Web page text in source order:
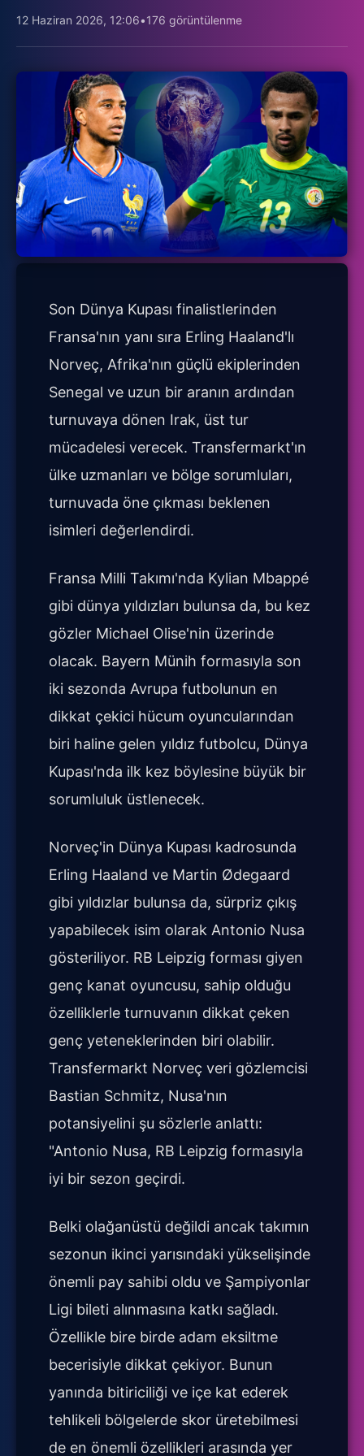
12 Haziran 2026, 12:06•176 görüntülenme
Son Dünya Kupası finalistlerinden
Fransa'nın yanı sıra Erling Haaland'lı
Norveç, Afrika'nın güçlü ekiplerinden
Senegal ve uzun bir aranın ardından
turnuvaya dönen Irak, üst tur
mücadelesi verecek. Transfermarkt'ın
ülke uzmanları ve bölge sorumluları,
turnuvada öne çıkması beklenen
isimleri değerlendirdi.
Fransa Milli Takımı'nda Kylian Mbappé
gibi dünya yıldızları bulunsa da, bu kez
gözler Michael Olise'nin üzerinde
olacak. Bayern Münih formasıyla son
iki sezonda Avrupa futbolunun en
dikkat çekici hücum oyuncularından
biri haline gelen yıldız futbolcu, Dünya
Kupası'nda ilk kez böylesine büyük bir
sorumluluk üstlenecek.
Norveç'in Dünya Kupası kadrosunda
Erling Haaland ve Martin Ødegaard
gibi yıldızlar bulunsa da, sürpriz çıkış
yapabilecek isim olarak Antonio Nusa
gösteriliyor. RB Leipzig forması giyen
genç kanat oyuncusu, sahip olduğu
özelliklerle turnuvanın dikkat çeken
genç yeteneklerinden biri olabilir.
Transfermarkt Norveç veri gözlemcisi
Bastian Schmitz, Nusa'nın
potansiyelini şu sözlerle anlattı:
"Antonio Nusa, RB Leipzig formasıyla
iyi bir sezon geçirdi.
Belki olağanüstü değildi ancak takımın
sezonun ikinci yarısındaki yükselişinde
önemli pay sahibi oldu ve Şampiyonlar
Ligi bileti alınmasına katkı sağladı.
Özellikle bire birde adam eksiltme
becerisiyle dikkat çekiyor. Bunun
yanında bitiriciliği ve içe kat ederek
tehlikeli bölgelerde skor üretebilmesi
de en önemli özellikleri arasında yer